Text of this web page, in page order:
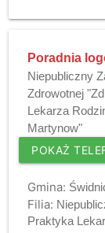
Poradnia
Niepubliczny
Zdrowotnej
Lekarza
Martynow"
POKAŻ
Gmina:
Filia:
Praktyka